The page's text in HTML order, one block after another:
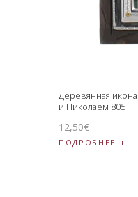
Деревянная
и Николаем 805
12,50€
ПОДРОБНЕЕ